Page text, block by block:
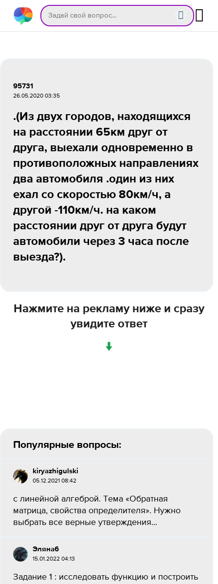
95731
26.05.2020 03:35
.(Из двух городов, находящихся
на расстоянии 65км друг от
друга, выехали одновременно в
противоположных направлениях
два автомобиля .один из них
ехал со скоростью 80км/ч, а
другой -110км/ч. на каком
расстоянии друг от друга будут
автомобили через 3 часа после
выезда?).
Нажмите на рекламу ниже и сразу
увидите ответ
↓
Популярные вопросы:
kiryazhigulski
05.12.2021 08:42
с линейной алгеброй. Тема «Обратная
матрица, свойства определителя». Нужно
выбрать все верные утверждения...
Эляна6
15.01.2022 04:13
Задание 1 : исследовать функцию и построить